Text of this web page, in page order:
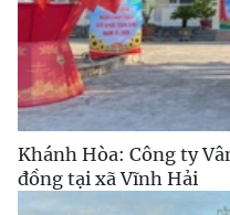
Khánh Hòa: Công ty
đồng tại xã Vĩnh Hải